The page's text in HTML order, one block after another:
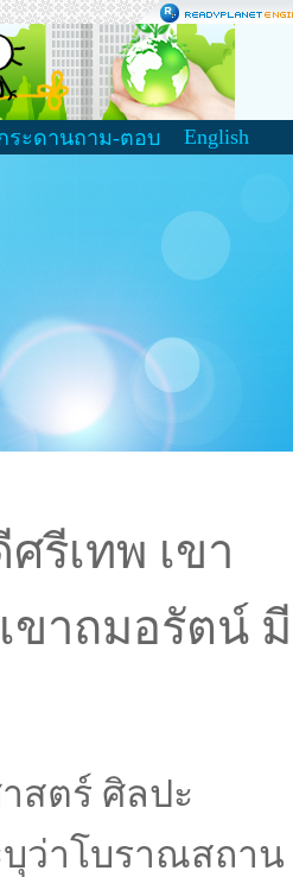
ระดานถาม-ตอบ English
รีเทพ เขา
ขาถมอรัตน์ มี
ตร์ ศิลปะ
บุว่าโบราณสถาน